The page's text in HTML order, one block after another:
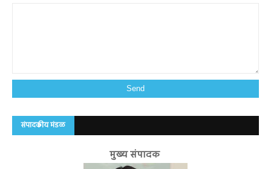
संपादकीय मंडळ
मुख्य संपादक